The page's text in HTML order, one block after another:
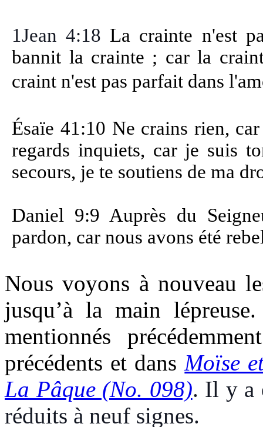
1Jean 4:18 La crainte n'est
bannit la crainte ; car la
craint n'est pas parfait dans
Ésaïe 41:10 Ne crains rien,
regards inquiets, car je suis
secours, je te soutiens de ma
Daniel 9:9 Auprès du
pardon, car nous avons été
Nous voyons à nouveau
jusqu’à la main
mentionnés
précédents et dansMoïse
La Pâque (No. 098). Il y a
réduits à neuf signes.